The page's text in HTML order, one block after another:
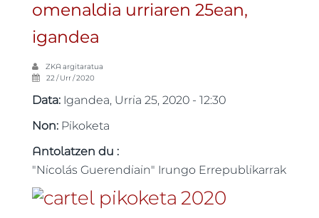
omenaldia urriaren 25ean,
igandea
ZKA argitaratua
22 / Urr / 2020
Data: Igandea, Urria 25, 2020 - 12:30
Non: Pikoketa
Antolatzen du :
"Nicolás Guerendiain" Irungo Errepublikarrak